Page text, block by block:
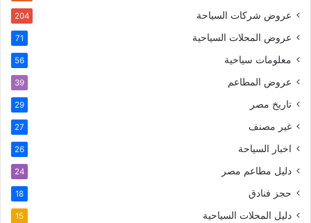
عروض شركات السياحة 204
عروض المحلات السياحية 71
معلومات سياحية 56
عروض المطاعم 39
تاريخ مصر 29
غير مصنف 27
اخبار السياحة 26
دليل مطاعم مصر 24
حجز فنادق 18
دليل المحلات السياحية 15